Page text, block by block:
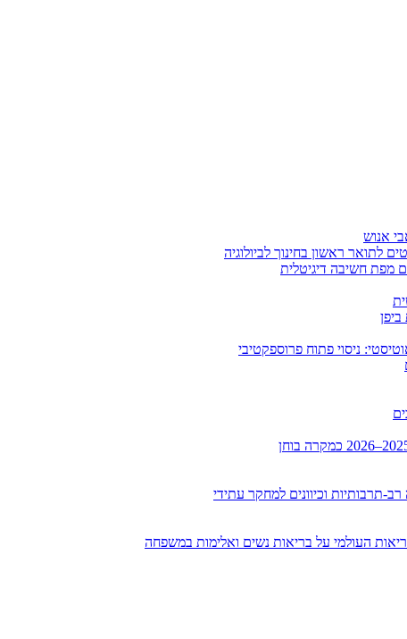
לתואר ראשון בחינוך לביולוגיה
ניסוי פתוח פרוספקטיבי
תרבותיות וכיוונים למחקר עתידי
העולמי על בריאות נשים ואלימות במשפחה